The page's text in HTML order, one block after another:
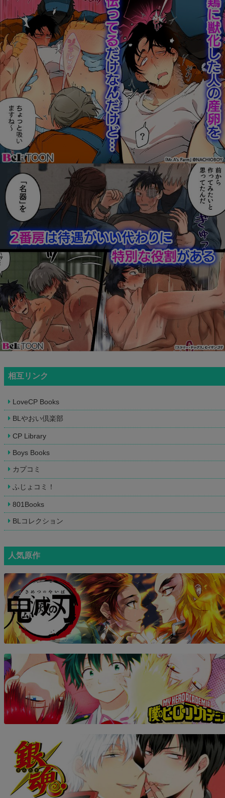
相互リンク
LoveCP Books
BLやおい倶楽部
CP Library
Boys Books
カプコミ
ふじょコミ！
801Books
BLコレクション
人気原作